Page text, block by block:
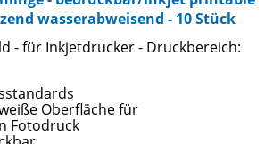
wasserabweisend - 10 Stück
- für Inkjetdrucker - Druckbereich:
Oberfläche für
Fotodruck